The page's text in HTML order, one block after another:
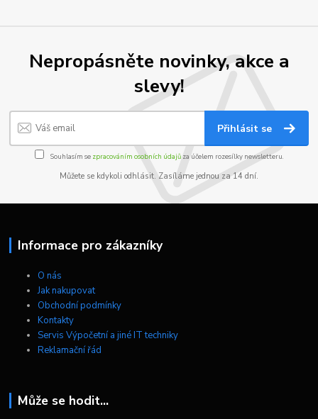
Nepropásněte novinky, akce a
slevy!
Přihlásit se
Souhlasím se zpracováním osobních údajůza účelem rozesílky newsletteru.
Můžete se kdykoli odhlásit. Zasíláme jednou za 14 dní.
Informace pro zákazníky
O nás
Jak nakupovat
Obchodní podmínky
Kontakty
Servis Výpočetní a jiné IT techniky
Reklamační řád
Může se hodit...